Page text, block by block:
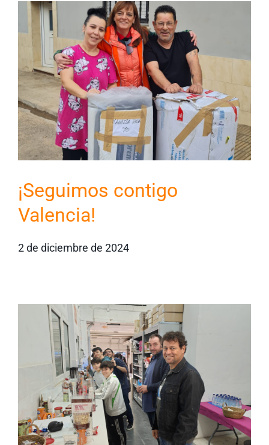
¡Seguimos contigo
Valencia!
2 de diciembre de 2024